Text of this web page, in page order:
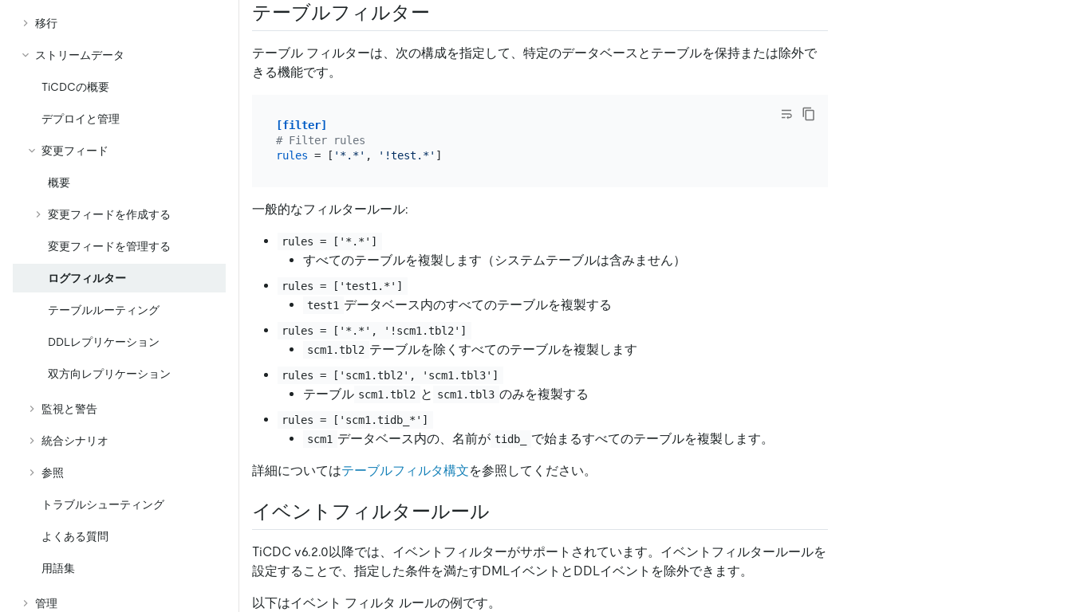
移行
ストリームデータ
TiCDCの概要
デプロイと管理
変更フィード
概要
変更フィードを作成する
変更フィードを管理する
ログフィルター
テーブルルーティング
DDLレプリケーション
双方向レプリケーション
監視と警告
統合シナリオ
参照
トラブルシューティング
よくある質問
用語集
管理
テーブルフィルター
テーブル フィルターは、次の構成を指定して、特定のデータベースとテーブルを保持または除外で
きる機能です。
[filter]
# Filter rules
rules = [ '*.*' , '!test.*'
一般的なフィルタールール:
rules = ['*.*']
すべてのテーブルを複製します（システムテーブルは含みません）
rules = ['test1.*']
test1 データベース内のすべてのテーブルを複製する
rules = ['*.*', '!scm1.tbl2']
scm1.tbl2 テーブルを除くすべてのテーブルを複製します
rules = ['scm1.tbl2', 'scm1.tbl3']
テーブル scm1.tbl2 と scm1.tbl3 のみを複製する
rules = ['scm1.tidb_*']
scm1 データベース内の、名前が tidb_ で始まるすべてのテーブルを複製します。
詳細についてはテーブルフィルタ構文を参照してください。
イベントフィルタールール
TiCDC v6.2.0以降では、イベントフィルターがサポートされています。イベントフィルタールールを
設定することで、指定した条件を満たすDMLイベントとDDLイベントを除外できます。
以下はイベント フィルタ ルールの例です。